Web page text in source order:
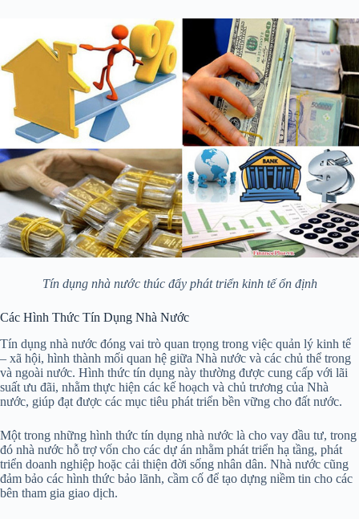
Tín dụng nhà nước thúc đẩy phát triển kinh tế ổn định
Các Hình Thức Tín Dụng Nhà Nước
Tín dụng nhà nước đóng vai trò quan trọng trong việc quản lý kinh tế
– xã hội, hình thành mối quan hệ giữa Nhà nước và các chủ thể trong
và ngoài nước. Hình thức tín dụng này thường được cung cấp với lãi
suất ưu đãi, nhằm thực hiện các kế hoạch và chủ trương của Nhà
nước, giúp đạt được các mục tiêu phát triển bền vững cho đất nước.
Một trong những hình thức tín dụng nhà nước là cho vay đầu tư, trong
đó nhà nước hỗ trợ vốn cho các dự án nhằm phát triển hạ tầng, phát
triển doanh nghiệp hoặc cải thiện đời sống nhân dân. Nhà nước cũng
đảm bảo các hình thức bảo lãnh, cầm cố để tạo dựng niềm tin cho các
bên tham gia giao dịch.